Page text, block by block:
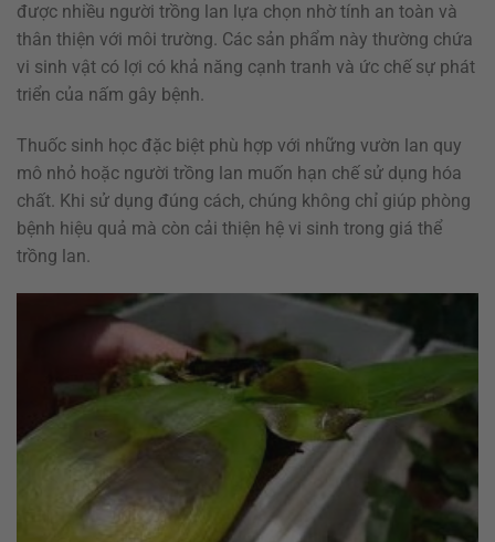
được nhiều người trồng lan lựa chọn nhờ tính an toàn và
thân thiện với môi trường. Các sản phẩm này thường chứa
vi sinh vật có lợi có khả năng cạnh tranh và ức chế sự phát
triển của nấm gây bệnh.
Thuốc sinh học đặc biệt phù hợp với những vườn lan quy
mô nhỏ hoặc người trồng lan muốn hạn chế sử dụng hóa
chất. Khi sử dụng đúng cách, chúng không chỉ giúp phòng
bệnh hiệu quả mà còn cải thiện hệ vi sinh trong giá thể
trồng lan.